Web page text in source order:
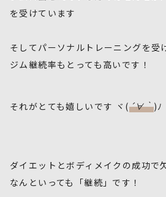
を受けています
そしてパーソナルトレーニングを受
ジム継続率もとっても高いです！
それがとても嬉しいです ヾ(´∀｀)ﾉ
ダイエットとボディメイクの成功で
なんといっても「継続」です！